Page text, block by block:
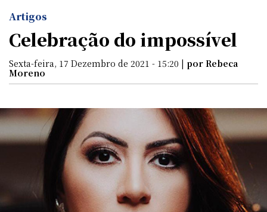
Artigos
Celebração do impossível
Sexta-feira, 17 Dezembro de 2021 - 15:20 | por Rebeca
Moreno